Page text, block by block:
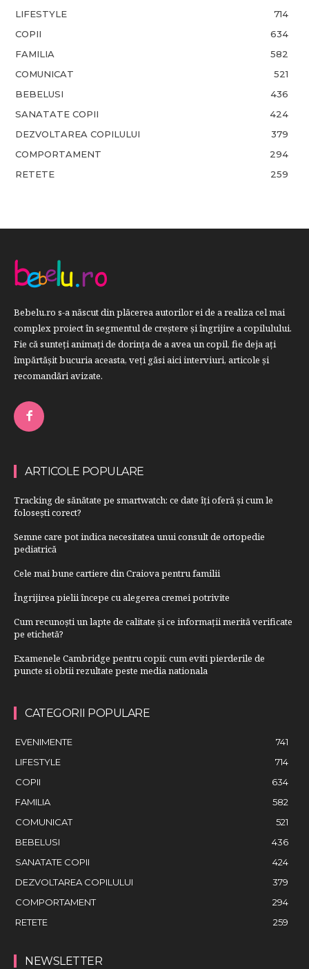
LIFESTYLE
714
COPII
634
FAMILIA
582
COMUNICAT
521
BEBELUSI
436
SANATATE COPII
424
DEZVOLTAREA COPILULUI
379
COMPORTAMENT
294
RETETE
259
Bebelu.ro s-a născut din plăcerea autorilor ei de a realiza cel mai
complex proiect în segmentul de creştere şi îngrijire a copilulului.
Fie că sunteţi animaţi de dorinţa de a avea un copil, fie deja aţi
împărtăşit bucuria aceasta, veți găsi aici interviuri, articole şi
recomandări avizate.
ARTICOLE POPULARE
Tracking de sănătate pe smartwatch: ce date îți oferă și cum le
folosești corect?
Semne care pot indica necesitatea unui consult de ortopedie
pediatrică
Cele mai bune cartiere din Craiova pentru familii
Îngrijirea pielii începe cu alegerea cremei potrivite
Cum recunoști un lapte de calitate și ce informații merită verificate
pe etichetă?
Examenele Cambridge pentru copii: cum eviti pierderile de
puncte si obtii rezultate peste media nationala
CATEGORII POPULARE
EVENIMENTE
741
LIFESTYLE
714
COPII
634
FAMILIA
582
COMUNICAT
521
BEBELUSI
436
SANATATE COPII
424
DEZVOLTAREA COPILULUI
379
COMPORTAMENT
294
RETETE
259
NEWSLETTER